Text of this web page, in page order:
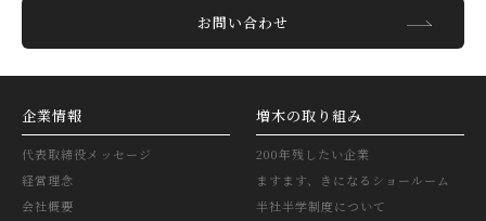
お問い合わせ
企業情報
代表取締役メッセージ
経営理念
会社概要
増木の取り組み
200年残したい企業
ますます、きになるショールーム
半社半学制度について